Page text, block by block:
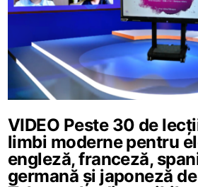
VIDEO Peste 30 de
limbi moderne pentru
engleză, franceză,
germană și japoneză